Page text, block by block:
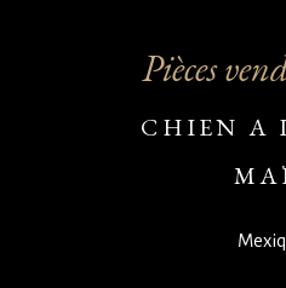
Pièces
CHIEN A